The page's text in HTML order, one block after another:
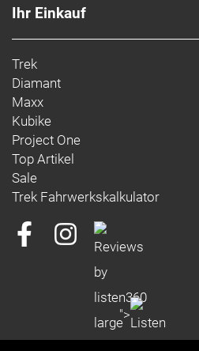
Ihr Einkauf
Trek
Diamant
Maxx
Kubike
Project One
Top Artikel
Sale
Trek Fahrwerkskalkulator
">